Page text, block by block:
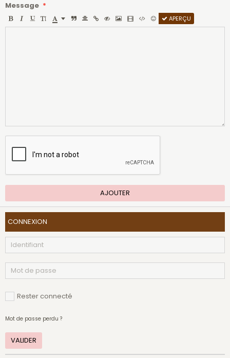
Message
APERÇU
AJOUTER
CONNEXION
Rester connecté
Mot de passe perdu ?
VALIDER